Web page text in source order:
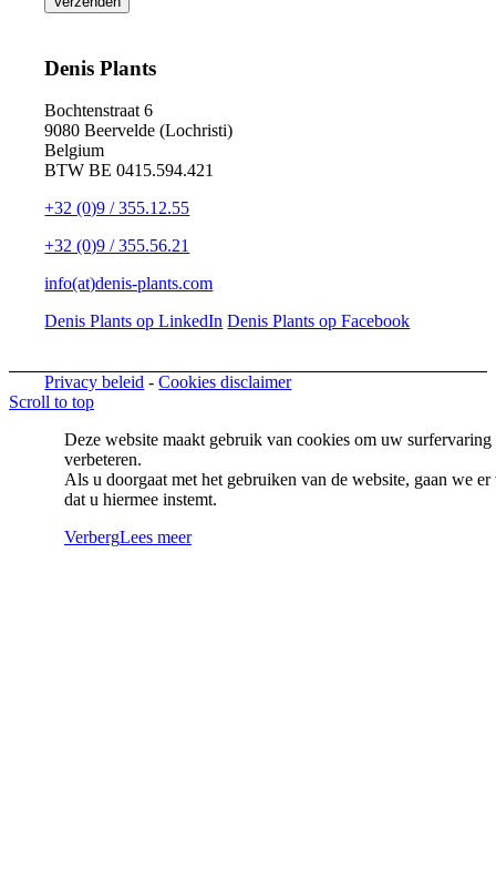
Denis Plants
Bochtenstraat 6
9080 Beervelde (Lochristi)
Belgium
BTW BE 0415.594.421
+32 (0)9 / 355.12.55
+32 (0)9 / 355.56.21
info(at)denis-plants.com
Denis Plants op LinkedIn Denis Plants op Facebook
Privacy beleid -Cookies disclaimer
Scroll to top
Deze website maakt gebruik van cookies om uw surfervaring
verbeteren.
Als u doorgaat met het gebruiken van de website, gaan we er
dat u hiermee instemt.
VerbergLees meer